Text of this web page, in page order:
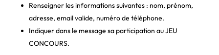
Renseigner les informations suivantes : nom, prénom,
adresse, email valide, numéro de téléphone.
Indiquer dans le message sa participation au JEU
CONCOURS.